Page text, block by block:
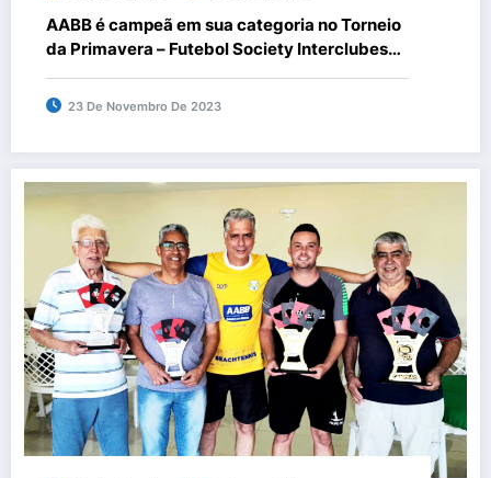
AABB é campeã em sua categoria no Torneio
da Primavera – Futebol Society Interclubes
2023
23 De Novembro De 2023